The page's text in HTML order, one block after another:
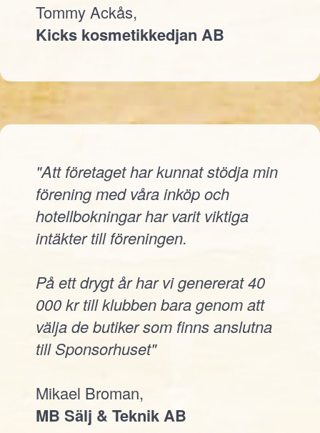
Tommy Ackås,
Kicks kosmetikkedjan AB
"Att företaget har kunnat stödja min
förening med våra inköp och
hotellbokningar har varit viktiga
intäkter till föreningen.
På ett drygt år har vi genererat 40
000 kr till klubben bara genom att
välja de butiker som finns anslutna
till Sponsorhuset"
Mikael Broman,
MB Sälj & Teknik AB